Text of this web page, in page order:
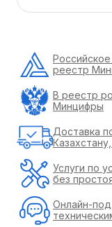
реестр
В реестр
Минцифры
Доставка
Услуги по
без
Онлайн-